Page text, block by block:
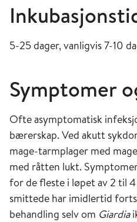
5-25 dager, vanligvis 7-10
Symptomer
Ofte asymptomatisk
bærerskap. Ved akutt
mage-tarmplager med
med råtten lukt.
for de fleste i løpet av 2 til 4
smittede har imidlertid
behandling selv om Giardia